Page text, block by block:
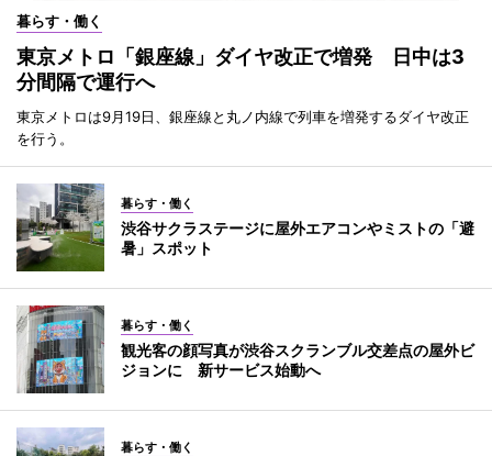
暮らす・働く
東京メトロ「銀座線」ダイヤ改正で増発 日中は3
分間隔で運行へ
東京メトロは9月19日、銀座線と丸ノ内線で列車を増発するダイヤ改正
を行う。
暮らす・働く
渋谷サクラステージに屋外エアコンやミストの「避
暑」スポット
暮らす・働く
観光客の顔写真が渋谷スクランブル交差点の屋外ビ
ジョンに 新サービス始動へ
暮らす・働く